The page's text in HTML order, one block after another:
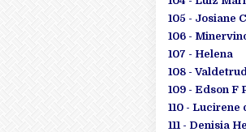
105 - Josiane
106 -
107 - Helena
108 -
109 - Edson F
110 - Lucirene
111 - Denisia